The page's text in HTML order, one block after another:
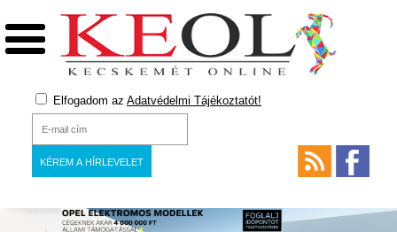
Elfogadom az Adatvédelmi Tájékoztatót!